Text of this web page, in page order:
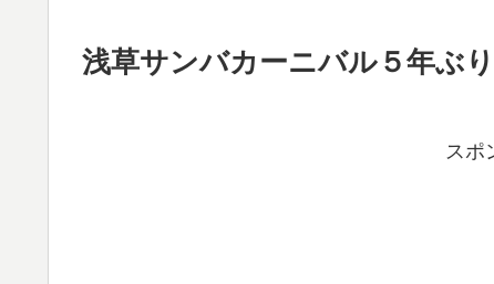
浅草サンバカーニバル５年ぶ
スポ